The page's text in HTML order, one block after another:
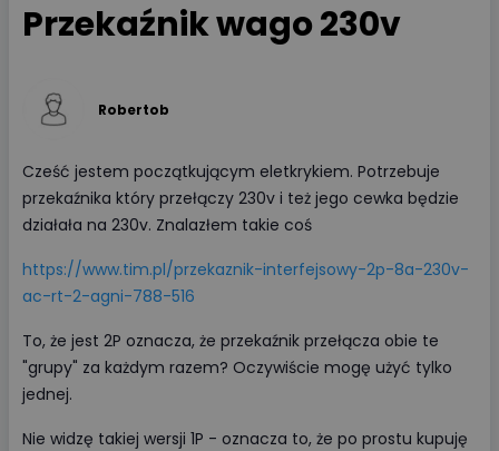
Przekaźnik wago 230v
Robertob
Cześć jestem początkującym eletkrykiem. Potrzebuje
przekaźnika który przełączy 230v i też jego cewka będzie
działała na 230v. Znalazłem takie coś
https://www.tim.pl/przekaznik-interfejsowy-2p-8a-230v-
ac-rt-2-agni-788-516
To, że jest 2P oznacza, że przekaźnik przełącza obie te
"grupy" za każdym razem? Oczywiście mogę użyć tylko
jednej.
Nie widzę takiej wersji 1P - oznacza to, że po prostu kupuję